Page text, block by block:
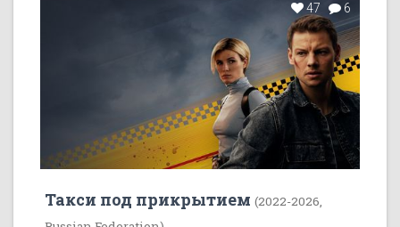
47 6
Такси под прикрытием (2022-2026,